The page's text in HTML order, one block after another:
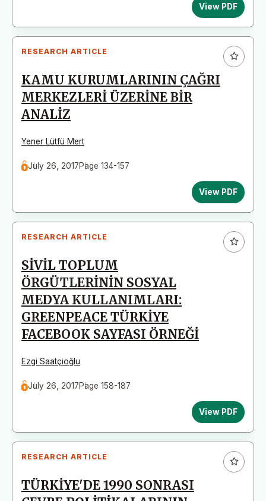
View PDF
RESEARCH ARTICLE
KAMU KURUMLARININ ÇAĞRI
MERKEZLERİ ÜZERİNE BİR
ANALİZ
Yener Lütfü Mert
July 26, 2017Page 134-157
View PDF
RESEARCH ARTICLE
SİVİL TOPLUM
ÖRGÜTLERİNİN SOSYAL
MEDYA KULLANIMLARI:
GREENPEACE TÜRKİYE
FACEBOOK SAYFASI ÖRNEĞİ
Ezgi Saatçioğlu
July 26, 2017Page 158-187
View PDF
RESEARCH ARTICLE
TÜRKİYE'DE 1990 SONRASI